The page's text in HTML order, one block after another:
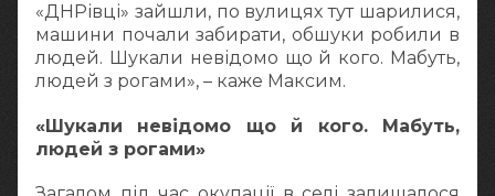
«ДНРівці» зайшли, по вулицях тут шарилися,
машини почали забирати, обшуки робили в
людей. Шукали невідомо що й кого. Мабуть,
людей з рогами», – каже Максим.
«Шукали невідомо що й кого. Мабуть,
людей з рогами»